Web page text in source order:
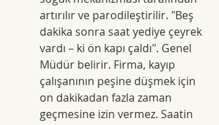
artırılır ve parodileştirilir. "Beş
dakika sonra saat yediye çeyrek
vardı – ki ön kapı çaldı". Genel
Müdür belirir. Firma, kayıp
çalışanının peşine düşmek için
on dakikadan fazla zaman
geçmesine izin vermez. Saatin